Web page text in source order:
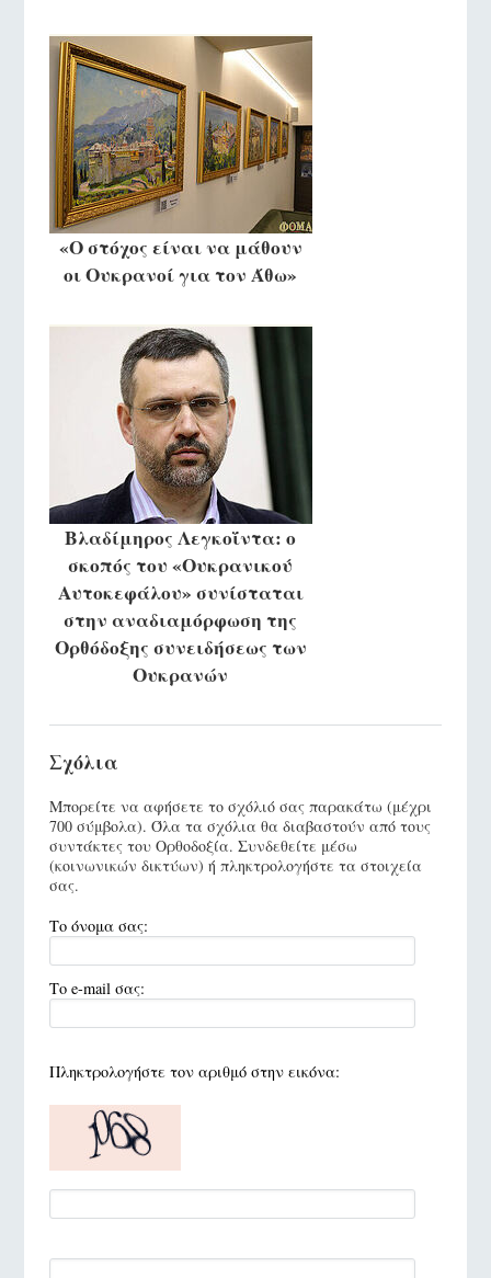
«Ο στόχος είναι να μάθουν
οι Ουκρανοί για τον Άθω»
Βλαδίμηρος Λεγκοΐντα: ο
σκοπός του «Ουκρανικού
Αυτοκεφάλου» συνίσταται
στην αναδιαμόρφωση της
Ορθόδοξης συνειδήσεως των
Ουκρανών
Σχόλια
Μπορείτε να αφήσετε το σχόλιό σας παρακάτω (μέχρι
700 σύμβολα). Όλα τα σχόλια θα διαβαστούν από τους
συντάκτες του Ορθοδοξία. Συνδεθείτε μέσω
(κοινωνικών δικτύων) ή πληκτρολογήστε τα στοιχεία
σας.
Το όνομα σας:
Το e-mail σας:
Πληκτρολογήστε τον αριθμό στην εικόνα: